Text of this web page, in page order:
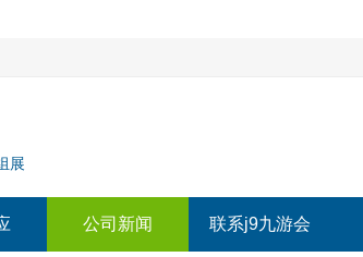
展
公司新闻 联系j9九游会